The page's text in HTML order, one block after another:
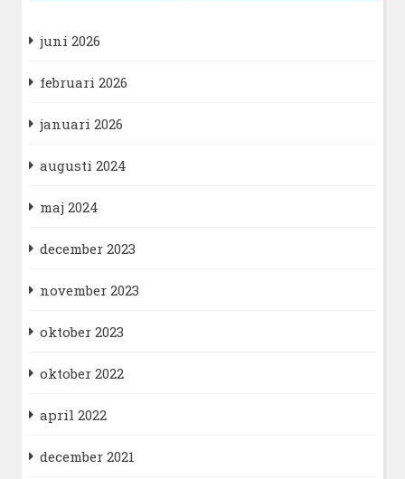
juni 2026
februari 2026
januari 2026
augusti 2024
maj 2024
december 2023
november 2023
oktober 2023
oktober 2022
april 2022
december 2021